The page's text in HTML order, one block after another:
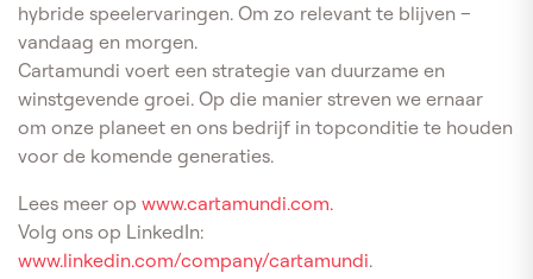
hybride speelervaringen. Om zo relevant te blijven –
vandaag en morgen.
Cartamundi voert een strategie van duurzame en
winstgevende groei. Op die manier streven we ernaar
om onze planeet en ons bedrijf in topconditie te houden
voor de komende generaties.
Lees meer op www.cartamundi.com.
Volg ons op LinkedIn:
www.linkedin.com/company/cartamundi.